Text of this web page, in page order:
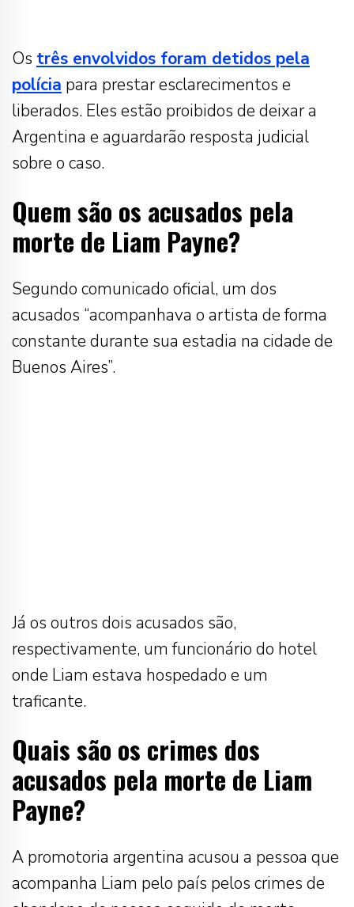
Os três envolvidos foram detidos pela
polícia para prestar esclarecimentos e
liberados. Eles estão proibidos de deixar a
Argentina e aguardarão resposta judicial
sobre o caso.
Quem são os acusados pela
morte de Liam Payne?
Segundo comunicado oficial, um dos
acusados “acompanhava o artista de forma
constante durante sua estadia na cidade de
Buenos Aires”.
Já os outros dois acusados são,
respectivamente, um funcionário do hotel
onde Liam estava hospedado e um
traficante.
Quais são os crimes dos
acusados pela morte de Liam
Payne?
A promotoria argentina acusou a pessoa que
acompanha Liam pelo país pelos crimes de